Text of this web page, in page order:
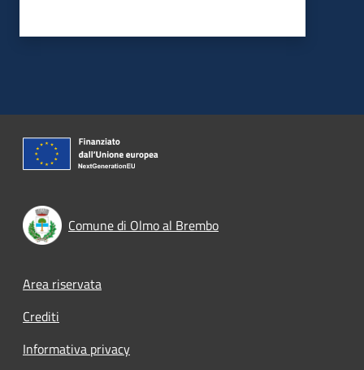
Comune di Olmo al Brembo
Footer menu
Area riservata
Crediti
Informativa privacy